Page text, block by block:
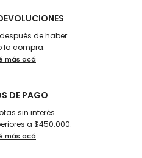
de haber
la compra.
más acá
DE PAGO
sin interés
a $450.000.
más acá